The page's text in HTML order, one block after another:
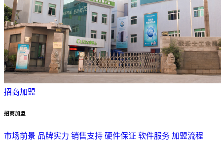
招商加盟
招商加盟
市场前景 品牌实力 销售支持 硬件保证 软件服务 加盟流程